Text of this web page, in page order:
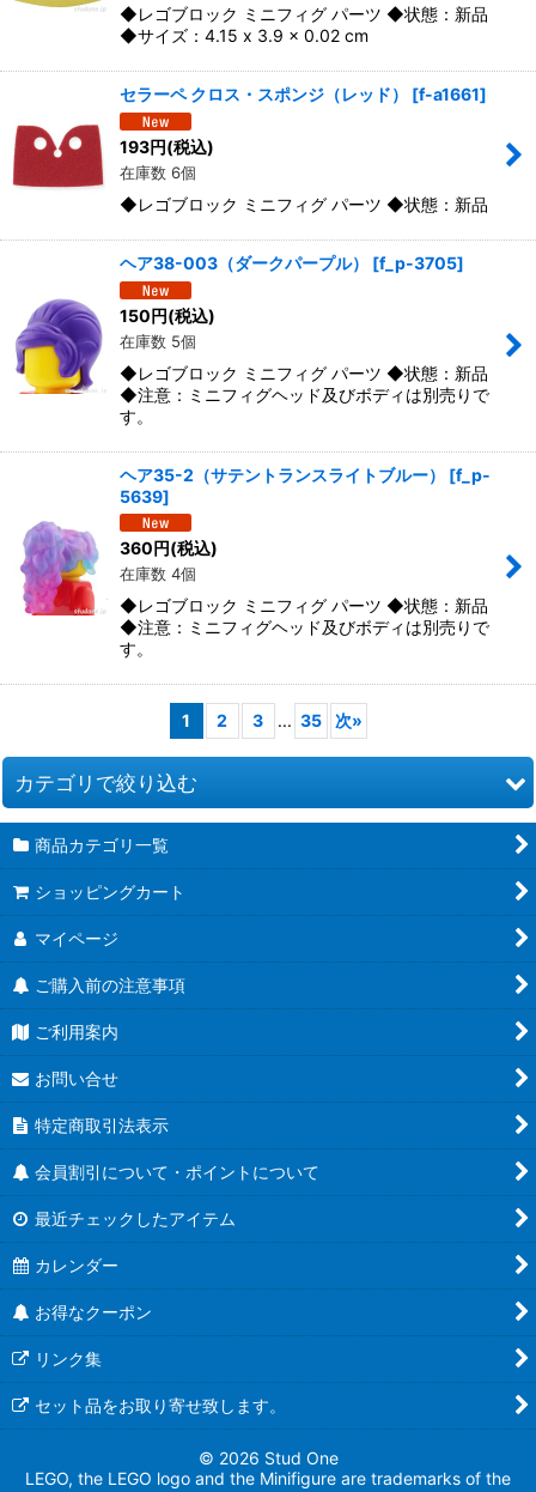
◆レゴブロック ミニフィグ パーツ ◆状態：新品
◆サイズ：4.15 x 3.9 x 0.02 cm
セラーペ クロス・スポンジ（レッド） [f-a1661]
193円(税込)
在庫数 6個
◆レゴブロック ミニフィグ パーツ ◆状態：新品
ヘア38-003（ダークパープル） [f_p-3705]
150円(税込)
在庫数 5個
◆レゴブロック ミニフィグ パーツ ◆状態：新品
◆注意：ミニフィグヘッド及びボディは別売りで
す。
ヘア35-2（サテントランスライトブルー） [f_p-
5639]
360円(税込)
在庫数 4個
◆レゴブロック ミニフィグ パーツ ◆状態：新品
◆注意：ミニフィグヘッド及びボディは別売りで
す。
1 2 3 ... 35 次»
カテゴリで絞り込む
ミニフィグ・パーツ（ボディ）
ミニフィグ・アクセサリー（ウェア・ハット・ヘルメット）
アクセサリーパーツ（フード・キッチン）
アクセサリーパーツ（動物・植物）
アクセサリーパーツ（武器・シールド）
エクステリアパーツ（窓・ドア・フェンス・壁）
プリントパーツ
ミニフィグ
ステッカーシート
ブロック・プレート
商品カテゴリ一覧
ショッピングカート
マイページ
ご購入前の注意事項
ご利用案内
お問い合せ
特定商取引法表示
会員割引について・ポイントについて
最近チェックしたアイテム
カレンダー
お得なクーポン
リンク集
セット品をお取り寄せ致します。
© 2026 Stud One
LEGO, the LEGO logo and the Minifigure are trademarks of the